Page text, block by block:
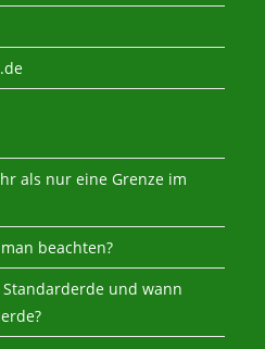
als nur eine Grenze im
beachten?
und wann